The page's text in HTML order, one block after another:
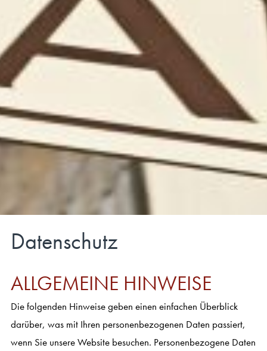
Datenschutz
ALLGEMEINE HINWEISE
Die folgenden Hinweise geben einen einfachen Überblick
darüber, was mit Ihren personenbezogenen Daten passiert,
wenn Sie unsere Website besuchen. Personenbezogene Daten